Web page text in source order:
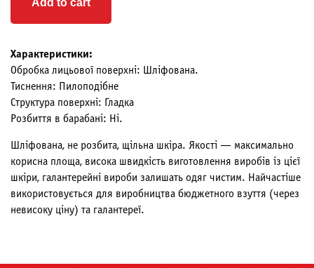
Add to cart
Характеристики:
Обробка лицьової поверхні: Шліфована.
Тиснення: Пилоподібне
Структура поверхні: Гладка
Розбиття в барабані: Ні.
Шліфована, не розбита, щільна шкіра. Якості — максимально
корисна площа, висока швидкість виготовлення виробів із цієї
шкіри, галантерейні вироби залишать одяг чистим. Найчастіше
використовується для виробництва бюджетного взуття (через
невисоку ціну) та галантереї.